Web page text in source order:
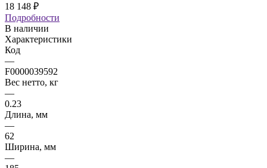
18 148 ₽
Подробности
В наличии
Характеристики
Код
—
F0000039592
Вес нетто, кг
—
0.23
Длина, мм
—
62
Ширина, мм
—